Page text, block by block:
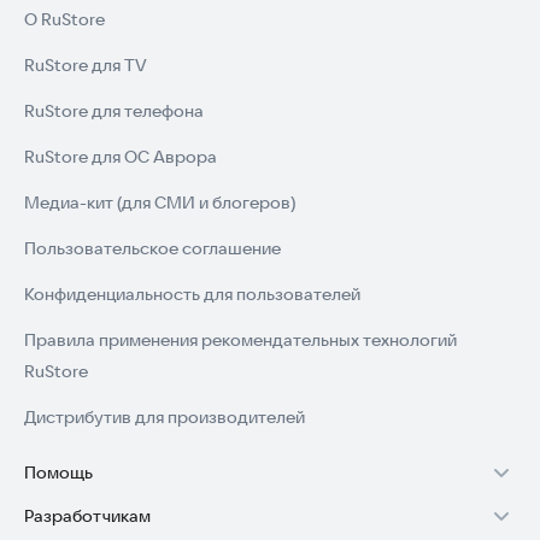
для гибкости, и Вы уже заметите позитивные изменения в
к здоровому образу жизни.
О RuStore
RuStore для TV
RuStore для телефона
RuStore для ОС Аврора
Медиа-кит (для СМИ и блогеров)
Пользовательское соглашение
Конфиденциальность для пользователей
Правила применения рекомендательных технологий
RuStore
Дистрибутив для производителей
Помощь
Установка RuStore на TV
Разработчикам